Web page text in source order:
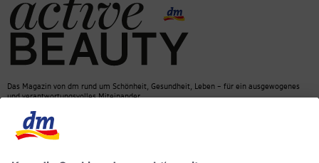
Das Magazin von dm rund um Schönheit, Gesundheit, Leben – für ein ausgewogenes
und verantwortungsvolles Miteinander.